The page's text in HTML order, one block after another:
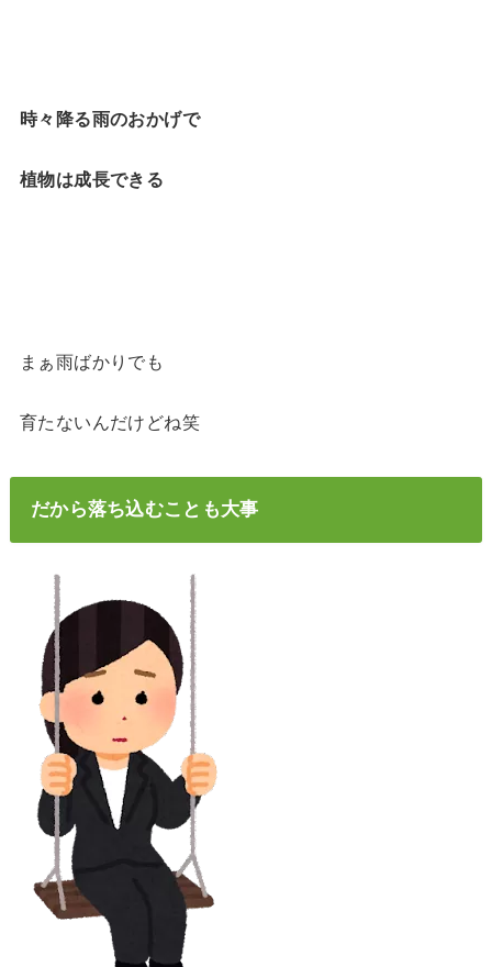
時々降る雨のおかげで
植物は成長できる
まぁ雨ばかりでも
育たないんだけどね笑
だから落ち込むことも大事